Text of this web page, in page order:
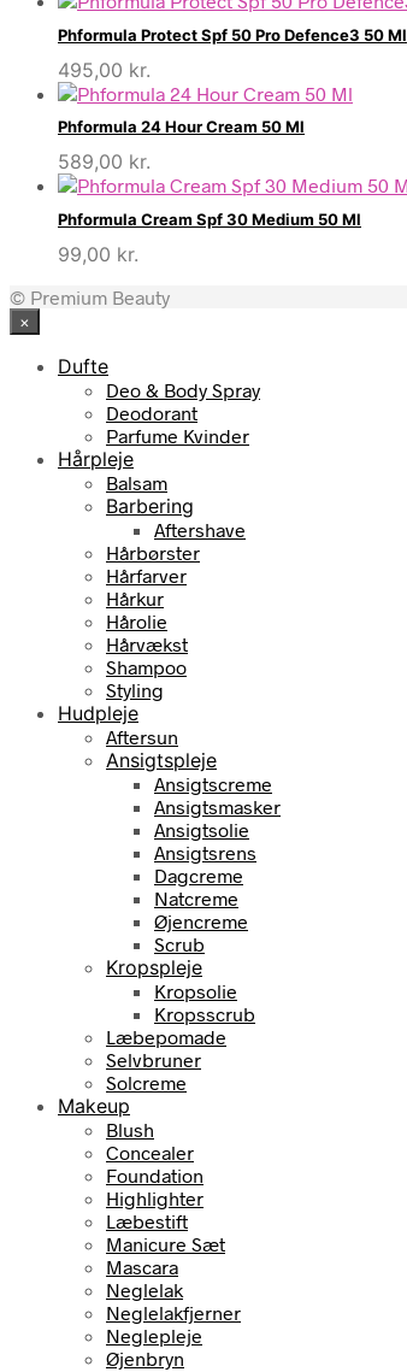
Phformula Protect Spf 50 Pro Defence3 50 Ml
495,00 kr.
Phformula 24 Hour Cream 50 Ml
589,00 kr.
Phformula Cream Spf 30 Medium 50 Ml
99,00 kr.
© Premium Beauty
×
Dufte
Deo & Body Spray
Deodorant
Parfume Kvinder
Hårpleje
Balsam
Barbering
Aftershave
Hårbørster
Hårfarver
Hårkur
Hårolie
Hårvækst
Shampoo
Styling
Hudpleje
Aftersun
Ansigtspleje
Ansigtscreme
Ansigtsmasker
Ansigtsolie
Ansigtsrens
Dagcreme
Natcreme
Øjencreme
Scrub
Kropspleje
Kropsolie
Kropsscrub
Læbepomade
Selvbruner
Solcreme
Makeup
Blush
Concealer
Foundation
Highlighter
Læbestift
Manicure Sæt
Mascara
Neglelak
Neglelakfjerner
Neglepleje
Øjenbryn